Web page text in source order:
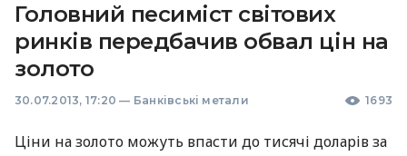
Головний песиміст світових
ринків передбачив обвал цін на
золото
30.07.2013, 17:20 — Банківські метали 1693
Ціни на золото можуть впасти до тисячі доларів за